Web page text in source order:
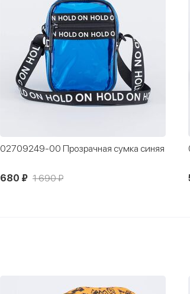
02709249-00 Прозрачная сумка синяя
680 ₽ 1 690 ₽